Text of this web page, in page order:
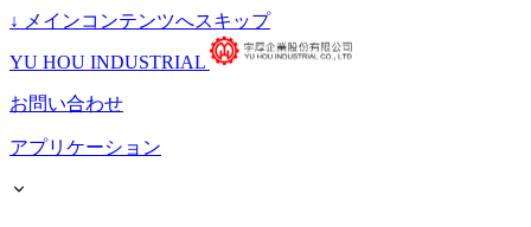
↓ メインコンテンツへスキップ
YU HOU INDUSTRIAL
お問い合わせ
アプリケーション